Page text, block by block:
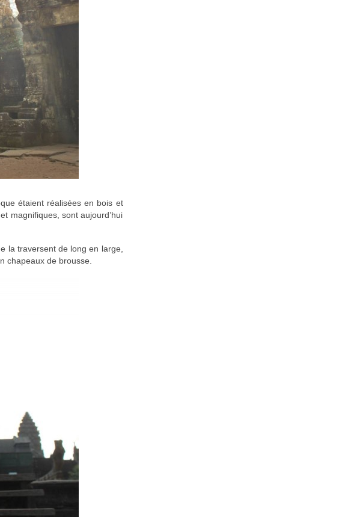
étaient réalisées en bois et
magnifiques, sont aujourd’hui
la traversent de long en large,
chapeaux de brousse.